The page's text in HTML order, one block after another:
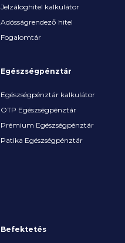
Jelzáloghitel kalkulátor
Adósságrendező hitel
Fogalomtár
Egészségpénztár
Egészségpénztár kalkulátor
OTP Egészségpénztár
Prémium Egészségpénztár
Patika Egészségpénztár
Befektetés